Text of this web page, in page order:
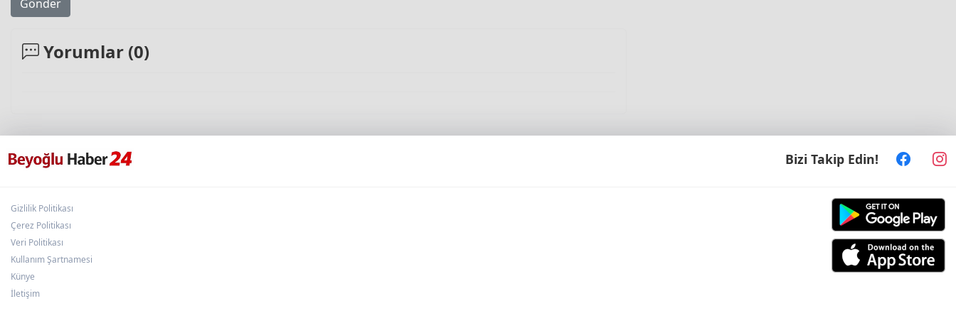
Gönder
Yorumlar (0)
Bizi Takip Edin!
Gizlilik Politikası
Çerez Politikası
Veri Politikası
Kullanım Şartnamesi
Künye
İletişim